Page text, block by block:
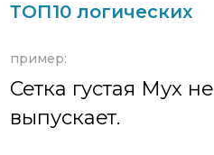
ТОП10 логических
пример:
Сетка густая Мух не
выпускает.